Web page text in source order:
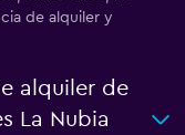
de alquiler y
alquiler de
La Nubia